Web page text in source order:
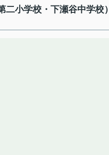
二小学校・下瀬谷中学校